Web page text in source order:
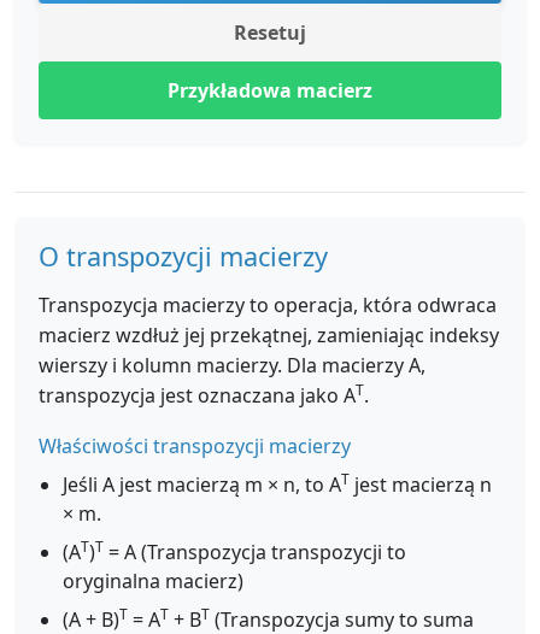
Resetuj
Przykładowa macierz
O transpozycji macierzy
Transpozycja macierzy to operacja, która odwraca
macierz wzdłuż jej przekątnej, zamieniając indeksy
wierszy i kolumn macierzy. Dla macierzy A,
transpozycja jest oznaczana jako AT.
Właściwości transpozycji macierzy
Jeśli A jest macierzą m × n, to AT jest macierzą n
× m.
(AT)T = A (Transpozycja transpozycji to
oryginalna macierz)
(A + B)T = AT + BT (Transpozycja sumy to suma